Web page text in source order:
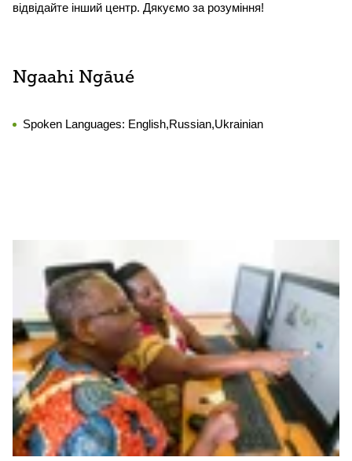
відвідайте інший центр. Дякуємо за розуміння!
Ngaahi Ngāué
Spoken Languages: English,Russian,Ukrainian